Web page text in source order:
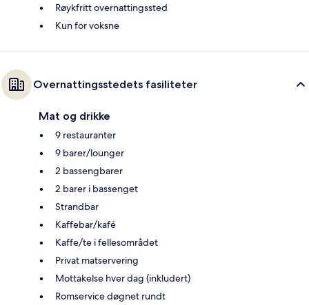
Røykfritt overnattingssted
Kun for voksne
Overnattingsstedets fasiliteter
Mat og drikke
9 restauranter
9 barer/lounger
2 bassengbarer
2 barer i bassenget
Strandbar
Kaffebar/kafé
Kaffe/te i fellesområdet
Privat matservering
Mottakelse hver dag (inkludert)
Romservice døgnet rundt